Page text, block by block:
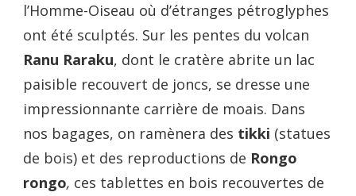
l’Homme-Oiseau où d’étranges pétroglyphes
ont été sculptés. Sur les pentes du volcan
Ranu Raraku, dont le cratère abrite un lac
paisible recouvert de joncs, se dresse une
impressionnante carrière de moais. Dans
nos bagages, on ramènera des tikki (statues
de bois) et des reproductions de Rongo
rongo, ces tablettes en bois recouvertes de